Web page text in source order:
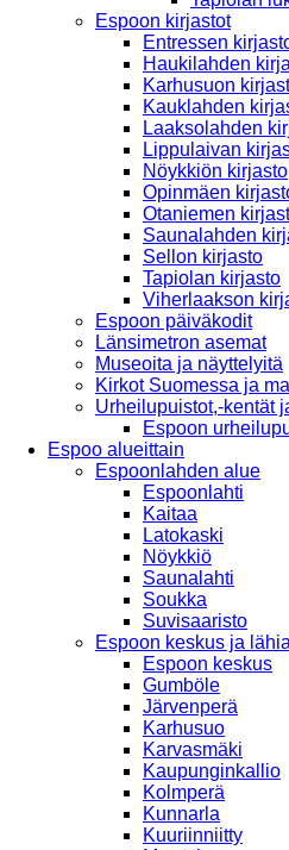
Espoon kirjastot
Entressen
Haukilahden
Karhusuon
Kauklahden
Laaksolahden
Lippulaivan
Nöykkiön kirjasto
Opinmäen
Otaniemen
Saunalahden
Sellon kirjasto
Tapiolan kirjasto
Viherlaakson
Espoon päiväkodit
Länsimetron asemat
Museoita ja näyttelyitä
Kirkot Suomessa ja
Urheilupuistot,-kentät
Espoon
Espoo alueittain
Espoonlahden alue
Espoonlahti
Kaitaa
Latokaski
Nöykkiö
Saunalahti
Soukka
Suvisaaristo
Espoon keskus ja
Espoon keskus
Gumböle
Järvenperä
Karhusuo
Karvasmäki
Kaupunginkallio
Kolmperä
Kunnarla
Kuuriinniitty